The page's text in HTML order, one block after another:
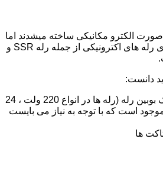
صورت الکترو مکانیکی ساخته می­شدند اما
امروز با پیشرفت تکنولوژی رله های اکترونیکی از جمله رله SSR و
دانست:
ولتاژ و جریان تحریک بوبین رله (رله ها در انواع 220 ولت ، 24
است که با توجه به نیاز می بایست
ها